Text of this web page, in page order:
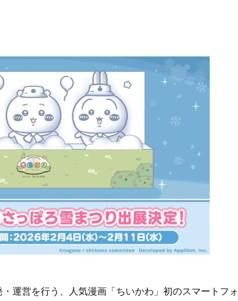
運営を行う、人気漫画「ちいかわ」初のスマートフォ